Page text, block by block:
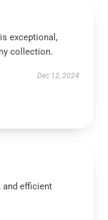
exceptional,
collection.
Dec 12, 2024
and efficient